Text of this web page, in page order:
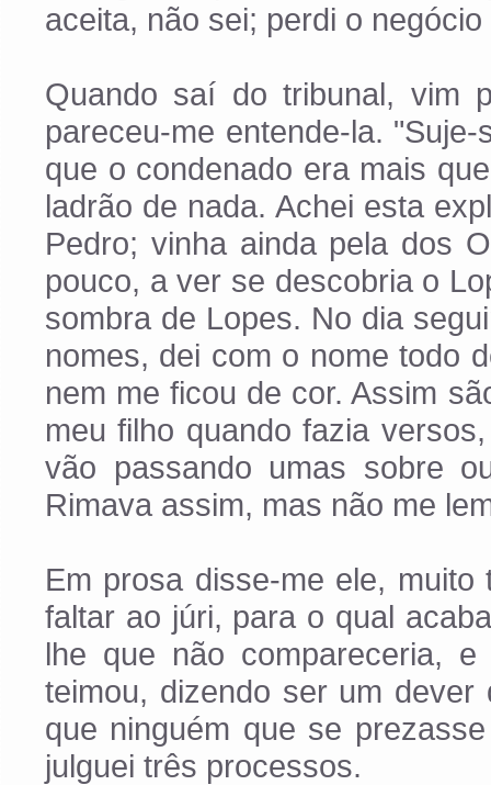
aceita, não sei; perdi o
Quando saí do tribunal, vim
pareceu-me entende-la.
que o condenado era mais
ladrão de nada. Achei esta
Pedro; vinha ainda pela dos
pouco, a ver se descobria o
sombra de Lopes. No dia
nomes, dei com o nome todo
nem me ficou de cor. Assim
meu filho quando fazia
vão passando umas sobre
Rimava assim, mas não me
Em prosa disse-me ele,
faltar ao júri, para o qual
lhe que não compareceria,
teimou, dizendo ser um
que ninguém que se
julguei três processos.